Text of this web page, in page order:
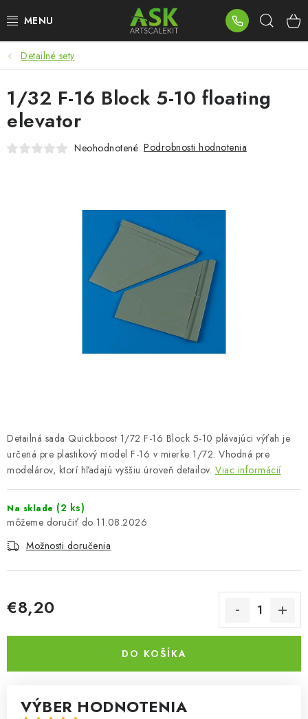
na
BLOG
SUMMER DAYS
WARHAMMER
PRÍSLUŠENSTVO
PREDÁVANÉ ZNAČKY
O Nás Moja objednávka Kontakty
Preprava a platba
Podmienky a pravidlá
Prevodník modelárskych farieb
Detailné sety
Detailná sada Quickboost 1/72 F-16 Block 5-10 plávajúci výťah je
určená pre plastikový model F-16 v mierke 1/72. Vhodná pre
modelárov, ktorí hľadajú vyššiu úroveň detailov. Viac informácií
Na sklade (2 ks)
11.08.2026
Možnosti doručenia
€8,20
DO KOŠÍKA
VÝBER HODNOTENIA
1/32 F-16 Block 5-10 floating
elevator
Neohodnotené Podrobnosti hodnotenia